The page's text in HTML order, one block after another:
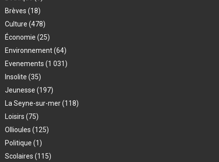
Brèves (18)
Culture (478)
Économie (25)
Environnement(64)
Evenements (1 031)
Insolite (35)
Jeunesse (197)
La Seyne-sur-mer(118)
Loisirs (75)
Ollioules (125)
Politique (1)
Scolaires (115)